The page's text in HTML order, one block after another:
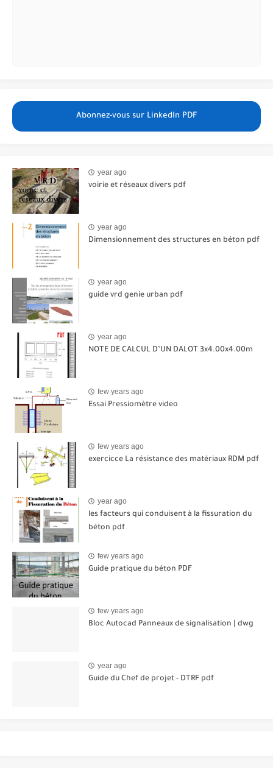
Abonnez-vous sur LinkedIn PDF
year ago
voirie et réseaux divers pdf
year ago
Dimensionnement des structures en béton pdf
year ago
guide vrd genie urban pdf
year ago
NOTE DE CALCUL D’UN DALOT 3x4.00x4.00m
few years ago
Essai Pressiomètre video
few years ago
exercicce La résistance des matériaux RDM pdf
year ago
les facteurs qui conduisent à la fissuration du
béton pdf
few years ago
Guide pratique du béton PDF
few years ago
Bloc Autocad Panneaux de signalisation | dwg
year ago
Guide du Chef de projet - DTRF pdf